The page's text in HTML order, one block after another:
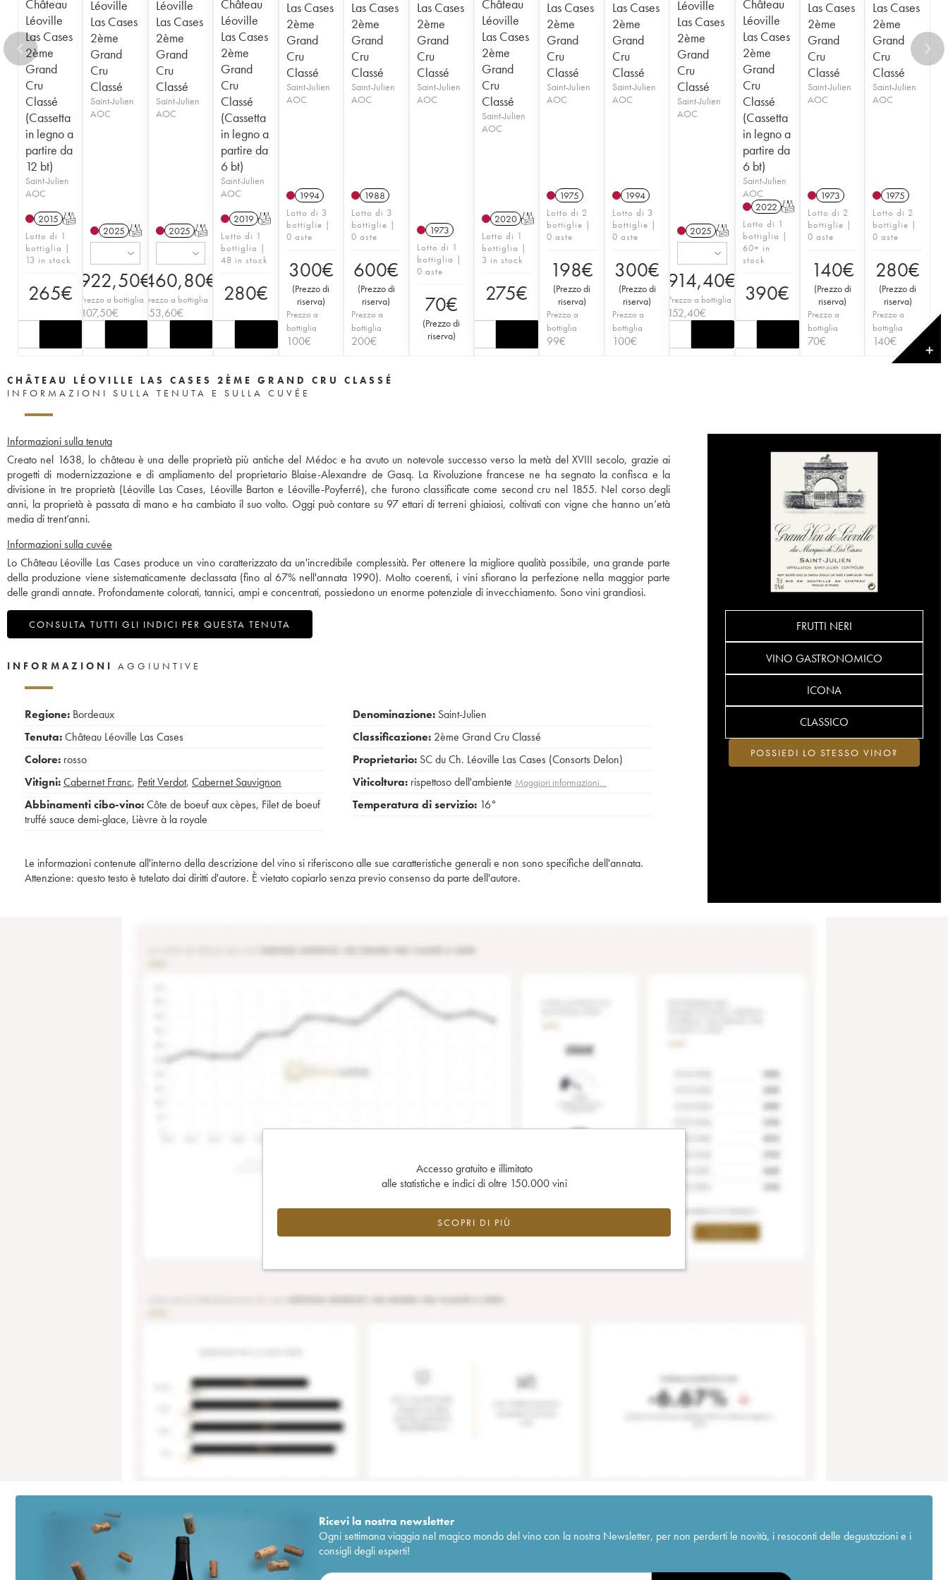
Château
Léoville
Las Cases
2ème
Grand
Cru
Classé
(Cassetta
in legno a
partire da
12 bt)
Saint-Julien
AOC
2015 T
Lotto di 1
bottiglia |
13 in stock
265€
Léoville
Las Cases
2ème
Grand
Cru
Classé
Saint-Julien
AOC
2025 T
922,50€
Prezzo a bottiglia
307,50€
Léoville
Las Cases
2ème
Grand
Cru
Classé
Saint-Julien
AOC
2025 T
460,80€
Prezzo a bottiglia
153,60€
Château
Léoville
Las Cases
2ème
Grand
Cru
Classé
(Cassetta
in legno a
partire da
6 bt)
Saint-Julien
AOC
2019 T
Lotto di 1
bottiglia |
48 in stock
280€
Las Cases
2ème
Grand
Cru
Classé
Saint-Julien
AOC
1994
Lotto di 3
bottiglie |
0 aste
300€
(Prezzo di
riserva)
Prezzo a
bottiglia
100€
Las Cases
2ème
Grand
Cru
Classé
Saint-Julien
AOC
1988
Lotto di 3
bottiglie |
0 aste
600€
(Prezzo di
riserva)
Prezzo a
bottiglia
200€
Las Cases
2ème
Grand
Cru
Classé
Saint-Julien
AOC
1973
Lotto di 1
bottiglia |
0 aste
70€
(Prezzo di
riserva)
Château
Léoville
Las Cases
2ème
Grand
Cru
Classé
Saint-Julien
AOC
2020 T
Lotto di 1
bottiglia |
3 in stock
275€
Las Cases
2ème
Grand
Cru
Classé
Saint-Julien
AOC
1975
Lotto di 2
bottiglie |
0 aste
198€
(Prezzo di
riserva)
Prezzo a
bottiglia
99€
Las Cases
2ème
Grand
Cru
Classé
Saint-Julien
AOC
1994
Lotto di 3
bottiglie |
0 aste
300€
(Prezzo di
riserva)
Prezzo a
bottiglia
100€
Léoville
Las Cases
2ème
Grand
Cru
Classé
Saint-Julien
AOC
2025 T
914,40€
Prezzo a bottiglia
152,40€
Château
Léoville
Las Cases
2ème
Grand
Cru
Classé
(Cassetta
in legno a
partire da
6 bt)
Saint-Julien
AOC
2022 T
Lotto di 1
bottiglia |
60+ in
stock
390€
Las Cases
2ème
Grand
Cru
Classé
Saint-Julien
AOC
1973
Lotto di 2
bottiglie |
0 aste
140€
(Prezzo di
riserva)
Prezzo a
bottiglia
70€
Las Cases
2ème
Grand
Cru
Classé
Saint-Julien
AOC
1975
Lotto di 2
bottiglie |
0 aste
280€
(Prezzo di
riserva)
Prezzo a
bottiglia
140€
✕
CHÂTEAU LÉOVILLE LAS CASES 2ÈME GRAND CRU CLASSÉ
INFORMAZIONI SULLA TENUTA E SULLA CUVÉE
Informazioni sulla tenuta
Creato nel 1638, lo château è una delle proprietà più antiche del Médoc e ha avuto un notevole successo verso la metà del XVIII secolo, grazie ai
progetti di modernizzazione e di ampliamento del proprietario Blaise-Alexandre de Gasq. La Rivoluzione francese ne ha segnato la confisca e la
divisione in tre proprietà (Léoville Las Cases, Léoville Barton e Léoville-Poyferré), che furono classificate come second cru nel 1855. Nel corso degli
anni, la proprietà è passata di mano e ha cambiato il suo volto. Oggi può contare su 97 ettari di terreni ghiaiosi, coltivati con vigne che hanno un’età
media di trent’anni.
Informazioni sulla cuvée
Lo Château Léoville Las Cases produce un vino caratterizzato da un'incredibile complessità. Per ottenere la migliore qualità possibile, una grande parte
della produzione viene sistematicamente declassata (fino al 67% nell'annata 1990). Molto coerenti, i vini sfiorano la perfezione nella maggior parte
delle grandi annate. Profondamente colorati, tannici, ampi e concentrati, possiedono un enorme potenziale di invecchiamento. Sono vini grandiosi.
CONSULTA TUTTI GLI INDICI PER QUESTA TENUTA FRUTTI NERI
VINO GASTRONOMICO
ICONA
CLASSICO
POSSIEDI LO STESSO VINO?
INFORMAZIONI AGGIUNTIVE
Regione: Bordeaux
Tenuta:Château Léoville Las Cases
Colore: rosso
Vitigni:Cabernet Franc, Petit Verdot, Cabernet Sauvignon
Abbinamenti cibo-vino:Côte de boeuf aux cèpes, Filet de boeuf
truffé sauce demi-glace, Lièvre à la royale
Denominazione: Saint-Julien
Classificazione: 2ème Grand Cru Classé
Proprietario: SC du Ch. Léoville Las Cases (Consorts Delon)
Viticoltura: rispettoso dell'ambiente Maggiori informazioni…
Temperatura di servizio: 16°
Le informazioni contenute all'interno della descrizione del vino si riferiscono alle sue caratteristiche generali e non sono specifiche dell'annata.
Attenzione: questo testo è tutelato dai diritti d'autore. È vietato copiarlo senza previo consenso da parte dell'autore.
Accesso gratuito e illimitato
alle statistiche e indici di oltre 150.000 vini
SCOPRI DI PIÙ
Ricevi la nostra newsletter
Ogni settimana viaggia nel magico mondo del vino con la nostra Newsletter, per non perderti le novità, i resoconti delle degustazioni e i
consigli degli esperti!